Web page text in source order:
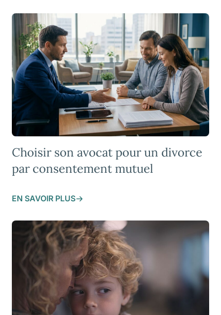
Choisir son avocat pour un divorce
par consentement mutuel
EN SAVOIR PLUS